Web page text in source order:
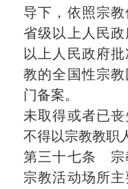
导下，依照宗
省级以上人民
以上人民政府
教的全国性宗
门备案。
未取得或者已
不得以宗教教职
第三十七条 宗
宗教活动场所